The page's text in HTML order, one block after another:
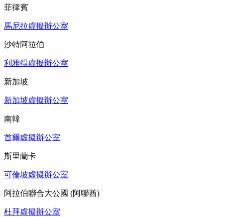
菲律賓
馬尼拉虛擬辦公室
沙特阿拉伯
利雅得虛擬辦公室
新加坡
新加坡虛擬辦公室
南韓
首爾虛擬辦公室
斯里蘭卡
可倫坡虛擬辦公室
阿拉伯聯合大公國 (阿聯酋)
杜拜虛擬辦公室